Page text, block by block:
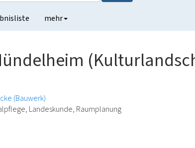
mehr
(Bauwerk)
Landeskunde, Raumplanung